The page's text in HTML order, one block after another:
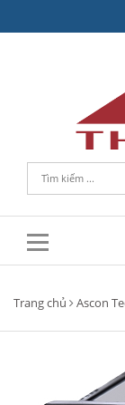
Trang chủ Ascon